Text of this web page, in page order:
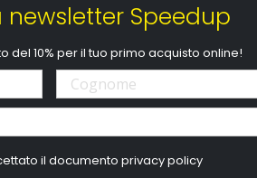
newsletter Speedup
del 10% per il tuo primo acquisto online!
il documentoprivacy policy